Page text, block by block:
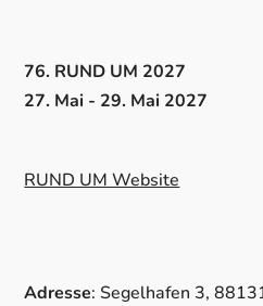
76. RUND UM 2027
27. Mai - 29. Mai 2027
RUND UM Website
Adresse: Segelhafen 3,